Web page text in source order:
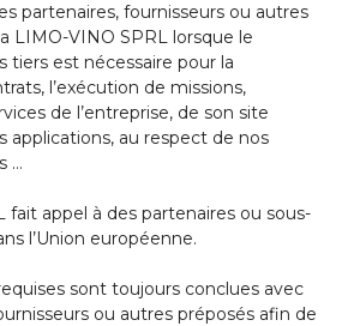
partenaires, fournisseurs ou autres
LIMO-VINO SPRL lorsque le
tiers est nécessaire pour la
l’exécution de missions,
de l’entreprise, de son site
applications, au respect de nos
…
fait appel à des partenaires ou sous-
l’Union européenne.
sont toujours conclues avec
ou autres préposés afin de